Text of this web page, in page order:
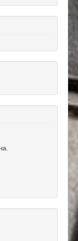
.